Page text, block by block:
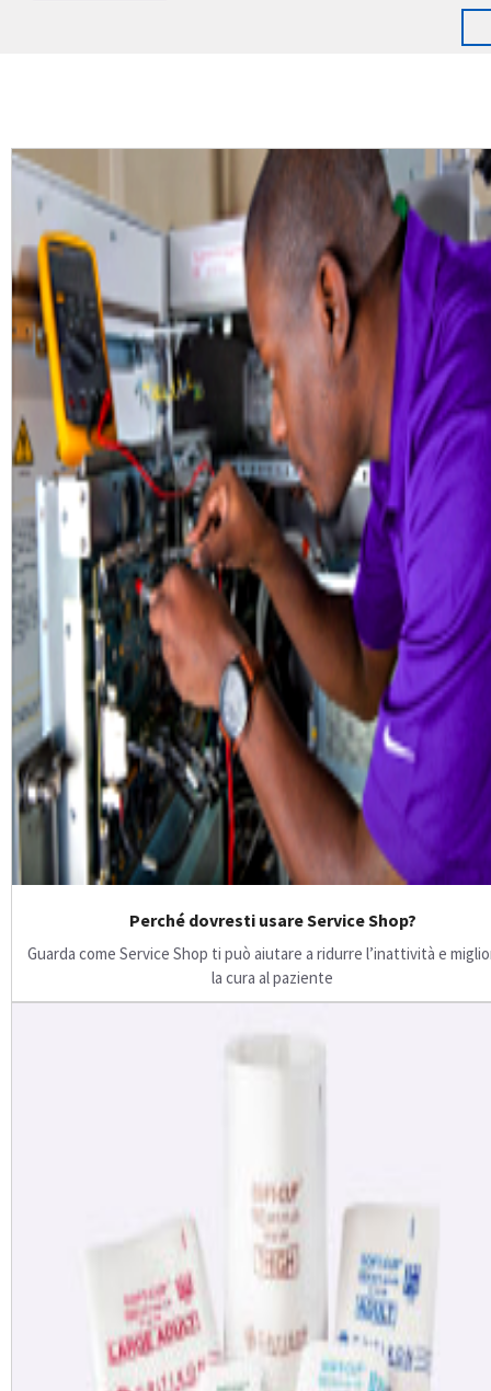
Perché dovresti usare Service Shop?
Guarda come Service Shop ti può aiutare a ridurre l’inattività e
la cura al paziente